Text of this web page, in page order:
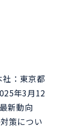
：東京都
年3月12
新動向
策につい